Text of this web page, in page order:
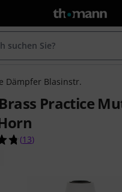
Dämpfer Blasinstr.
Practice
4.8 von 5 Sternen aus 13
(13)